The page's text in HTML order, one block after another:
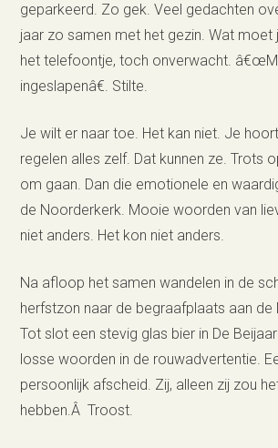
geparkeerd. Zo gek. Veel gedachten
jaar zo samen met het gezin. Wat moet
het telefoontje, toch onverwacht.
ingeslapenâ€. Stilte.
Je wilt er naar toe. Het kan niet. Je
regelen alles zelf. Dat kunnen ze. Trots
om gaan. Dan die emotionele en
de Noorderkerk. Mooie woorden van
niet anders. Het kon niet anders.
Na afloop het samen wandelen in de
herfstzon naar de begraafplaats aan de
Tot slot een stevig glas bier in De
losse woorden in de rouwadvertentie.
persoonlijk afscheid. Zij, alleen zij zou
hebben.Â Troost.